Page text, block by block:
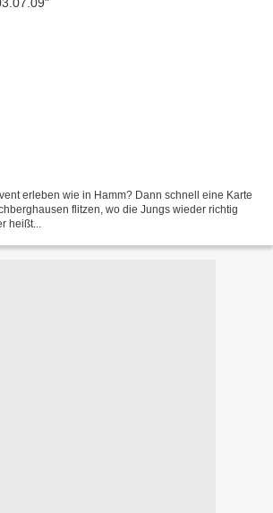
erleben wie in Hamm? Dann schnell eine Karte
flitzen, wo die Jungs wieder richtig
heißt...